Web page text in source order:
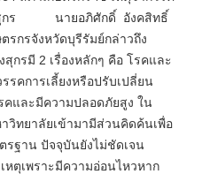
ยงสุกร นายอภิศักดิ์ อังคสิทธิ์
กรจังหวัดบุรีรัมย์กล่าวถึง
กรมี 2 เรื่องหลักๆ คือ โรคและ
รคการเลี้ยงหรือปรับเปลี่ยน
คและมีความปลอดภัยสูง ใน
ทยาลัยเข้ามามีส่วนคิดค้นเพื่อ
รฐาน ปัจจุบันยังไม่ชัดเจน
หตุเพราะมีความอ่อนไหวหาก